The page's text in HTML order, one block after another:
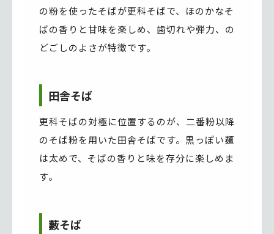
の粉を使ったそばが更科そばで、ほのかなそ
ばの香りと甘味を楽しめ、歯切れや弾力、の
どごしのよさが特徴です。
田舎そば
更科そばの対極に位置するのが、二番粉以降
のそば粉を用いた田舎そばです。黒っぽい麺
は太めで、そばの香りと味を存分に楽しめま
す。
藪そば